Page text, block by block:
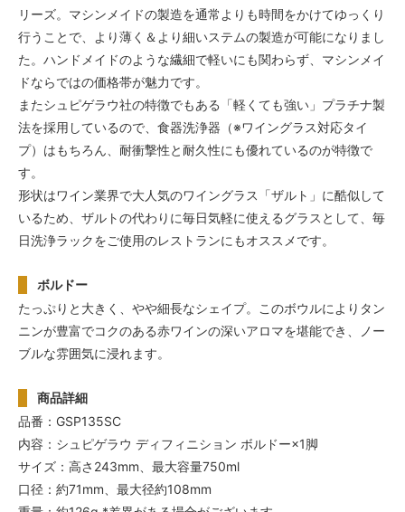
リーズ。マシンメイドの製造を通常よりも時間をかけてゆっくり
行うことで、より薄く＆より細いステムの製造が可能になりまし
た。ハンドメイドのような繊細で軽いにも関わらず、マシンメイ
ドならではの価格帯が魅力です。
またシュピゲラウ社の特徴でもある「軽くても強い」プラチナ製
法を採用しているので、食器洗浄器（※ワイングラス対応タイ
プ）はもちろん、耐衝撃性と耐久性にも優れているのが特徴で
す。
形状はワイン業界で大人気のワイングラス「ザルト」に酷似して
いるため、ザルトの代わりに毎日気軽に使えるグラスとして、毎
日洗浄ラックをご使用のレストランにもオススメです。
ボルドー
たっぷりと大きく、やや細長なシェイプ。このボウルによりタン
ニンが豊富でコクのある赤ワインの深いアロマを堪能でき、ノー
ブルな雰囲気に浸れます。
商品詳細
品番：GSP135SC
内容：シュピゲラウ ディフィニション ボルドー×1脚
サイズ：高さ243mm、最大容量750ml
口径：約71mm、最大径約108mm